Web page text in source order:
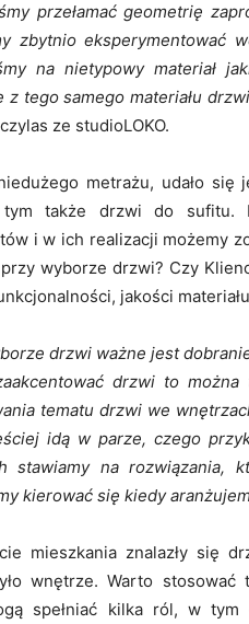
przełamać geometrię
zbytnio eksperymentować
na nietypowy materiał
z tego samego materiału
ze studioLOKO.
metrażu, udało się
także drzwi do sufitu.
i w ich realizacji możemy
wyborze drzwi? Czy
jakości
drzwi ważne jest
drzwi to
tematu drzwi we
idą w parze, czego
stawiamy na rozwiązania,
kierować się kiedy
mieszkania znalazły się
wnętrze. Warto
spełniać kilka ról, w tym